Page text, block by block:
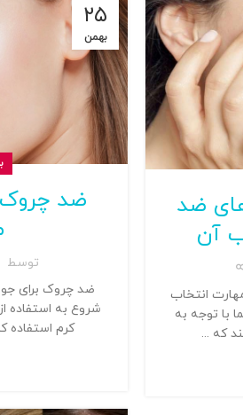
ضد
آن
انتخاب
با توجه به
که ...
۲۵
بهمن
ضد چروک
توسط
ضد چروک برای
شروع به استفاده
کرم استفاده